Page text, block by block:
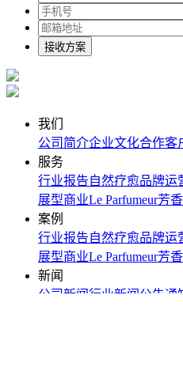
接收方案
我们
公司简介企业文化合作客
服务
行业报告自然疗愈品牌运
展型商业Le Parfumeur芳
案例
行业报告自然疗愈品牌运
展型商业Le Parfumeur芳
新闻
公司新闻行业新闻公告通